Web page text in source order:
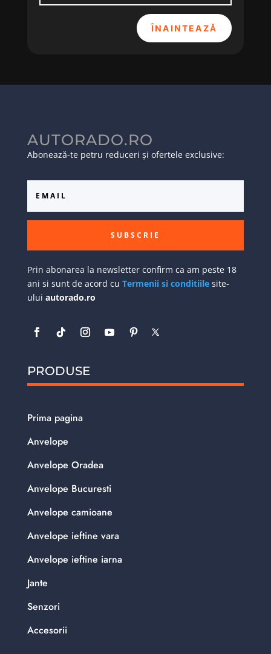
ÎNAINTEAZĂ
AUTORADO.RO
Abonează-te petru reduceri și ofertele exclusive:
SUBSCRIE
Prin abonarea la newsletter confirm ca am peste 18
ani si sunt de acord cu Termenii si conditiilesite-
ului autorado.ro
PRODUSE
Prima pagina
Anvelope
Anvelope Oradea
Anvelope Bucuresti
Anvelope camioane
Anvelope ieftine vara
Anvelope ieftine iarna
Jante
Senzori
Accesorii